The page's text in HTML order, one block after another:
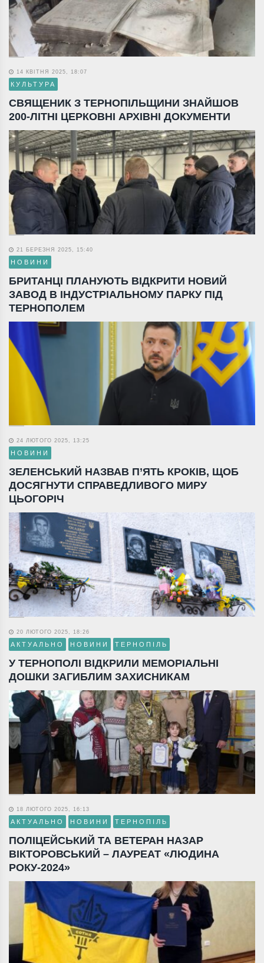
14 КВІТНЯ 2025, 18:07
КУЛЬТУРА
СВЯЩЕНИК З ТЕРНОПІЛЬЩИНИ ЗНАЙШОВ
200-ЛІТНІ ЦЕРКОВНІ АРХІВНІ ДОКУМЕНТИ
21 БЕРЕЗНЯ 2025, 15:40
НОВИНИ
БРИТАНЦІ ПЛАНУЮТЬ ВІДКРИТИ НОВИЙ
ЗАВОД В ІНДУСТРІАЛЬНОМУ ПАРКУ ПІД
ТЕРНОПОЛЕМ
24 ЛЮТОГО 2025, 13:25
НОВИНИ
ЗЕЛЕНСЬКИЙ НАЗВАВ П’ЯТЬ КРОКІВ, ЩОБ
ДОСЯГНУТИ СПРАВЕДЛИВОГО МИРУ
ЦЬОГОРІЧ
20 ЛЮТОГО 2025, 18:26
АКТУАЛЬНО НОВИНИ ТЕРНОПІЛЬ
У ТЕРНОПОЛІ ВІДКРИЛИ МЕМОРІАЛЬНІ
ДОШКИ ЗАГИБЛИМ ЗАХИСНИКАМ
18 ЛЮТОГО 2025, 16:13
АКТУАЛЬНО НОВИНИ ТЕРНОПІЛЬ
ПОЛІЦЕЙСЬКИЙ ТА ВЕТЕРАН НАЗАР
ВІКТОРОВСЬКИЙ – ЛАУРЕАТ «ЛЮДИНА
РОКУ-2024»